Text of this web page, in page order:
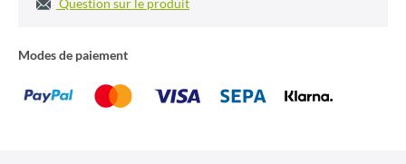
Question sur le produit
Modes de paiement